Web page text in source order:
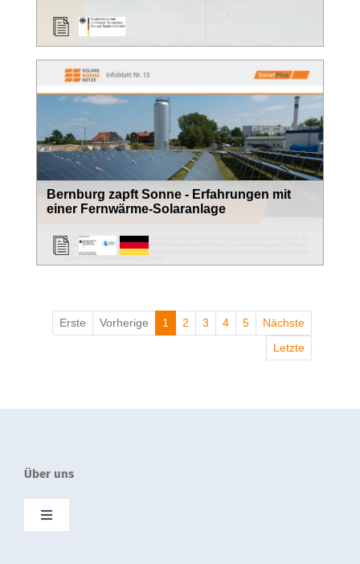
Bernburg zapft Sonne - Erfahrungen mit
einer Fernwärme-Solaranlage
Erste Vorherige 1 2 3 4 5
Nächste
Letzte
Über uns
Toggle